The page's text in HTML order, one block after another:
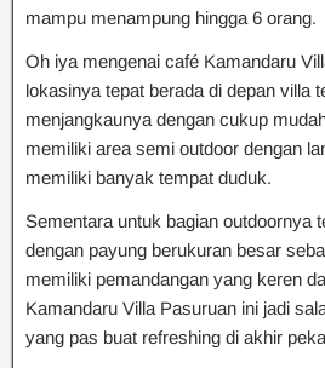
mampu menampung hingga 6 orang.
Oh iya mengenai café Kamandaru
lokasinya tepat berada di depan villa
menjangkaunya dengan cukup
memiliki area semi outdoor dengan
memiliki banyak tempat duduk.
Sementara untuk bagian outdoornya
dengan payung berukuran besar
memiliki pemandangan yang keren
Kamandaru Villa Pasuruan ini jadi
yang pas buat refreshing di akhir